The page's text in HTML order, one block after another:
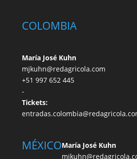
COLOMBIA
María José Kuhn
mjkuhn@redagricola.com
+51 997 652 445
-
Tickets:
MÉXICOMaría José Kuhn